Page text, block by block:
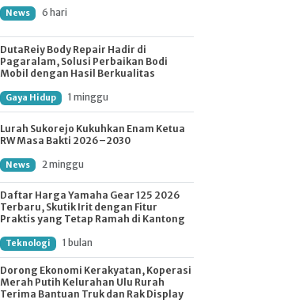
News 6 hari
DutaReiy Body Repair Hadir di
Pagaralam, Solusi Perbaikan Bodi
Mobil dengan Hasil Berkualitas
Gaya Hidup 1 minggu
Lurah Sukorejo Kukuhkan Enam Ketua
RW Masa Bakti 2026–2030
News 2 minggu
Daftar Harga Yamaha Gear 125 2026
Terbaru, Skutik Irit dengan Fitur
Praktis yang Tetap Ramah di Kantong
Teknologi 1 bulan
Dorong Ekonomi Kerakyatan, Koperasi
Merah Putih Kelurahan Ulu Rurah
Terima Bantuan Truk dan Rak Display